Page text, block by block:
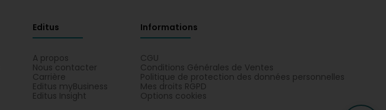
Editus
A propos
Nous contacter
Carrière
Editus myBusiness
Editus Insight
Informations
CGU
Conditions Générales de Ventes
Politique de protection des données personnelles
Mes droits RGPD
Options cookies